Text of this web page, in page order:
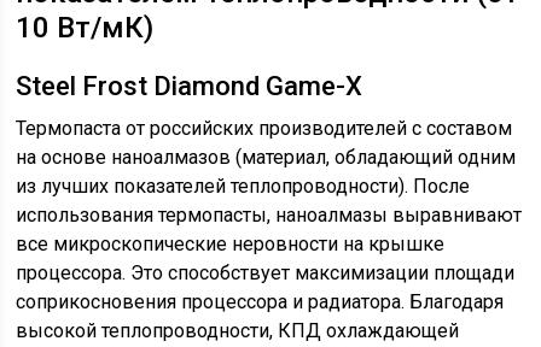
10 Вт/мК)
Steel Frost Diamond Game-X
Термопаста от российских производителей с составом
на основе наноалмазов (материал, обладающий одним
из лучших показателей теплопроводности). После
использования термопасты, наноалмазы выравнивают
все микроскопические неровности на крышке
процессора. Это способствует максимизации площади
соприкосновения процессора и радиатора. Благодаря
высокой теплопроводности, КПД охлаждающей